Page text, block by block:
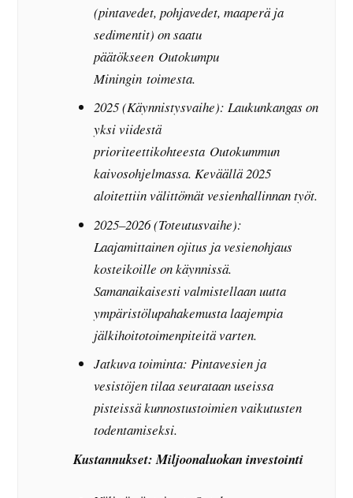
(pintavedet, pohjavedet, maaperä ja
sedimentit) on saatu
päätökseen Outokumpu
Miningin toimesta.
2025 (Käynnistysvaihe): Laukunkangas on
yksi viidestä
prioriteettikohteesta Outokummun
kaivosohjelmassa. Keväällä 2025
aloitettiin välittömät vesienhallinnan työt.
2025–2026 (Toteutusvaihe):
Laajamittainen ojitus ja vesienohjaus
kosteikoille on käynnissä.
Samanaikaisesti valmistellaan uutta
ympäristölupahakemusta laajempia
jälkihoitotoimenpiteitä varten.
Jatkuva toiminta: Pintavesien ja
vesistöjen tilaa seurataan useissa
pisteissä kunnostustoimien vaikutusten
todentamiseksi.
Kustannukset: Miljoonaluokan investointi